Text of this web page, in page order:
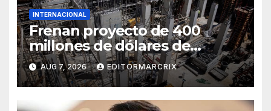
INTERNACIONAL
Frenan proyecto de 400
millones de dólares de
Trump en la Casa Blanca
AUG 7, 2026 EDITORMARCRIX